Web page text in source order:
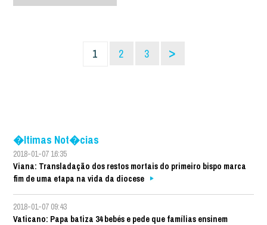
1 2 3 >
�ltimas Not�cias
2018-01-07 16:35
Viana: Transladação dos restos mortais do primeiro bispo marca
fim de uma etapa na vida da diocese
2018-01-07 09:43
Vaticano: Papa batiza 34 bebés e pede que famílias ensinem